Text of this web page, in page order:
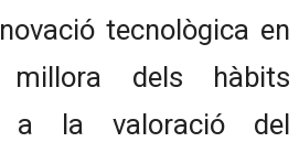
tecnològica en
dels hàbits
a la valoració del